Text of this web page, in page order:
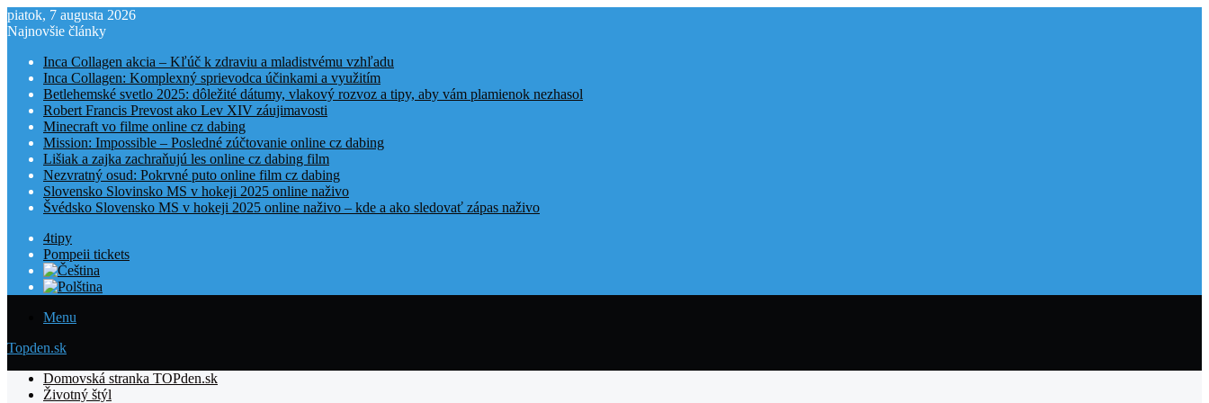
piatok, 7 augusta 2026
Najnovšie články
Inca Collagen akcia – Kľúč k zdraviu a mladistvému vzhľadu
Inca Collagen: Komplexný sprievodca účinkami a využitím
Betlehemské svetlo 2025: dôležité dátumy, vlakový rozvoz a tipy, aby vám plamienok nezhasol
Robert Francis Prevost ako Lev XIV záujimavosti
Minecraft vo filme online cz dabing
Mission: Impossible – Posledné zúčtovanie online cz dabing
Lišiak a zajka zachraňujú les online cz dabing film
Nezvratný osud: Pokrvné puto online film cz dabing
Slovensko Slovinsko MS v hokeji 2025 online naživo
Švédsko Slovensko MS v hokeji 2025 online naživo – kde a ako sledovať zápas naživo
4tipy
Pompeii tickets
Menu
Topden.sk
Domovská stranka TOPden.sk
Životný štýl